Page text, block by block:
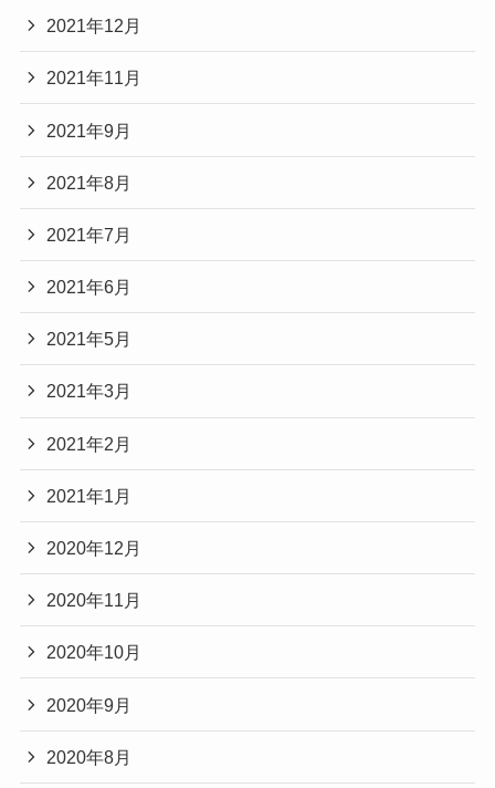
2021年12月
2021年11月
2021年9月
2021年8月
2021年7月
2021年6月
2021年5月
2021年3月
2021年2月
2021年1月
2020年12月
2020年11月
2020年10月
2020年9月
2020年8月